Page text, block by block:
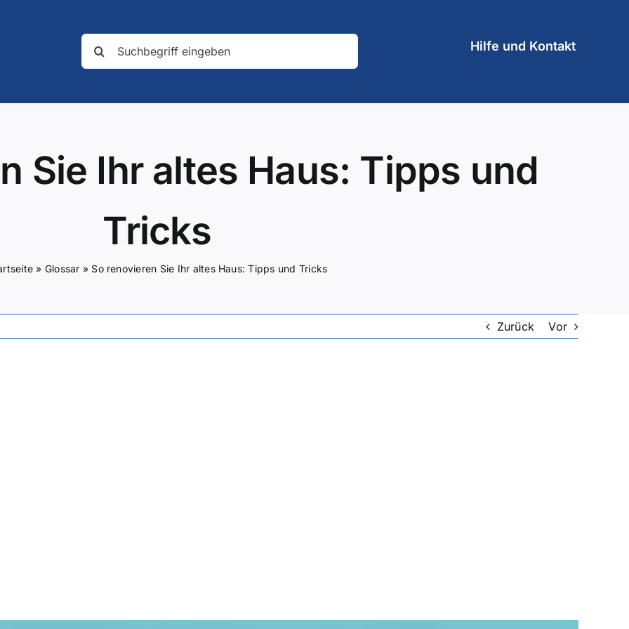
Suche
nach:
Hilfe und Kontakt
Sie Ihr altes Haus: Tipps und
Tricks
» Glossar » So renovieren Sie Ihr altes Haus: Tipps und Tricks
Zurück Vor